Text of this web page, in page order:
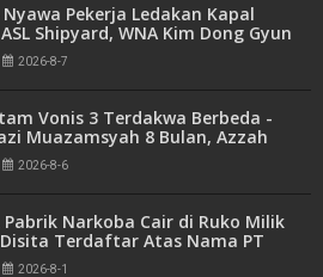
Pekerja Ledakan Kapal
Shipyard, WNA Kim Dong Gyun
1 Tahun 6 Bulan
2026-8-7
Vonis 3 Terdakwa Berbeda -
Muazamsyah 8 Bulan, Azzah
Divonis 2 Tahun 6 Bulan
2026-8-6
Pabrik Narkoba Cair di Ruko Milik
Terdaftar Atas Nama PT
2026-8-1